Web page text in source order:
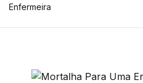
Enfermeira